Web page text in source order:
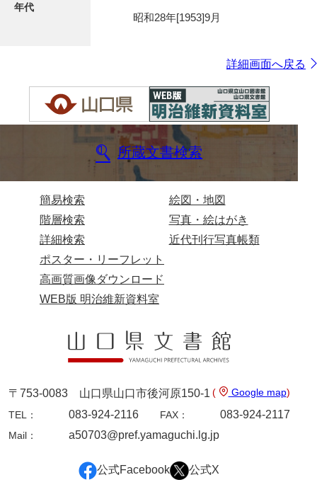
年代
昭和28年[1953]9月
詳細画面へ戻る
所蔵文書検索
簡易検索
階層検索
詳細検索
絵図・地図
写真・絵はがき
近代刊行写真帳類
ポスター・リーフレット
高画質画像ダウンロード
WEB版 明治維新資料室
〒753-0083 山口県山口市後河原150-1 ( Google map)
TEL：
083-924-2116 FAX： 083-924-2117
Mail： a50703@pref.yamaguchi.lg.jp
公式Facebook 公式X